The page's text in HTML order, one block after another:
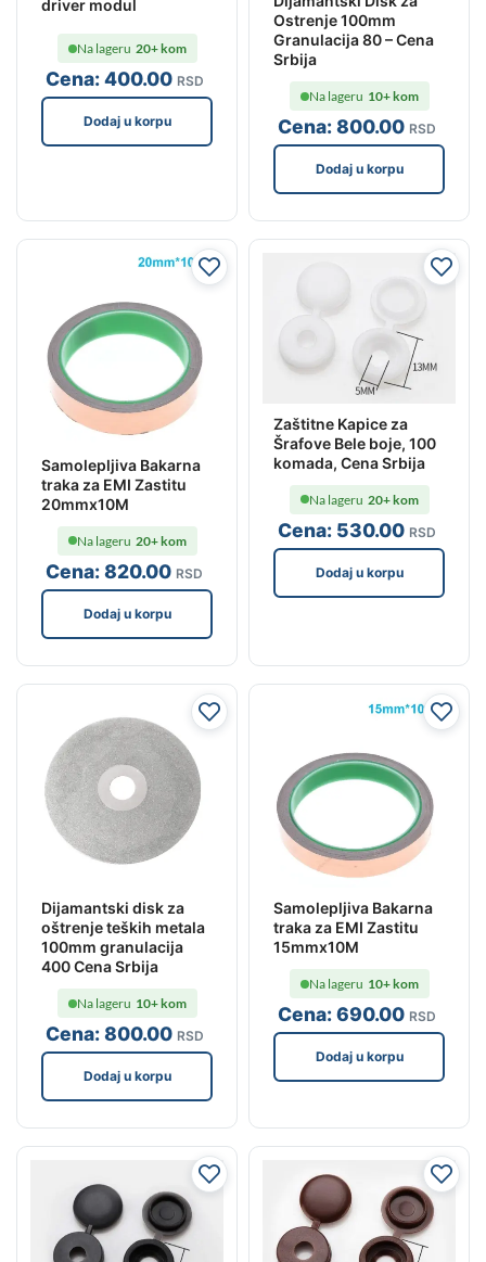
driver modul
Cena:400.00 RSD
Na lageru 20+ kom
Dodaj u korpu
Ostrenje 100mm
Granulacija 80 – Cena
Srbija
Cena:800.00 RSD
Na lageru 10+ kom
Dodaj u korpu
Samolepljiva Bakarna
traka za EMI Zastitu
20mmx10M
Cena:820.00 RSD
Na lageru 20+ kom
Dodaj u korpu
Zaštitne Kapice za
Šrafove Bele boje, 100
komada, Cena Srbija
Cena: 530.00 RSD
Na lageru 20+ kom
Dodaj u korpu
Dijamantski disk za
oštrenje teških metala
100mm granulacija
400 Cena Srbija
Cena:800.00 RSD
Na lageru 10+ kom
Dodaj u korpu
Samolepljiva Bakarna
traka za EMI Zastitu
15mmx10M
Cena:690.00 RSD
Na lageru 10+ kom
Dodaj u korpu